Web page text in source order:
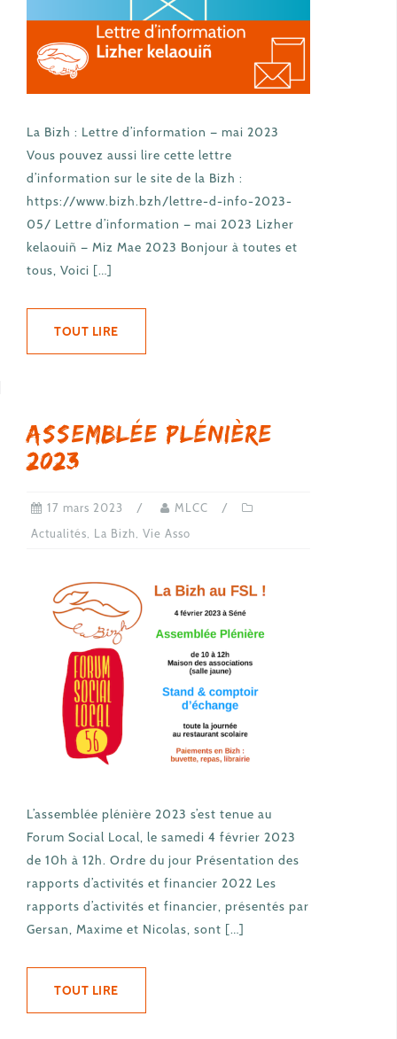
La Bizh : Lettre d’information — mai 2023
Vous pouvez aussi lire cette lettre
d’information sur le site de la Bizh :
https://www.bizh.bzh/lettre-d-info-2023-
05/ Lettre d’information — mai 2023 Lizher
kelaouiñ — Miz Mae 2023 Bonjour à toutes et
tous, Voici […]
TOUT LIRE
Assemblée plénière
2023
17 mars 2023
MLCC
Actualités
La Bizh Vie Asso
L’assemblée plénière 2023 s’est tenue au
Forum Social Local, le samedi 4 février 2023
de 10h à 12h. Ordre du jour Présentation des
rapports d’activités et financier 2022 Les
rapports d’activités et financier, présentés par
Gersan, Maxime et Nicolas, sont […]
TOUT LIRE